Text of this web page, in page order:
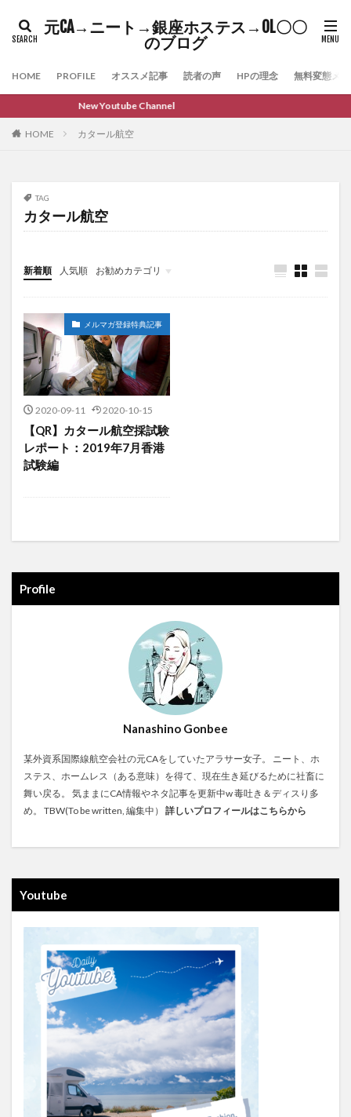
元CA→ニート→銀座ホステス→OL〇〇
のブログ
HOME PROFILE オススメ記事 読者の声 HPの理念 無料変態メ
New Youtube Channel
HOME カタール航空
TAG
カタール航空
新着順 人気順 お勧めカテゴリ
雑記
メルマガ登録特典記事
2020-09-11 2020-10-15
【QR】カタール航空採試験
レポート：2019年7月香港
試験編
Profile
Nanashino Gonbee
某外資系国際線航空会社の元CAをしていたアラサー女子。 ニート、ホ
ステス、ホームレス（ある意味）を得て、現在生き延びるために社畜に
舞い戻る。 気ままにCA情報やネタ記事を更新中w 毒吐き＆ディスり多
め。 TBW(To be written, 編集中） 詳しいプロフィールはこちらから
Youtube